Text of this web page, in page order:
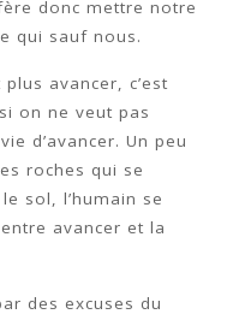
donc mettre notre
qui sauf nous.
avancer, c’est
on ne veut pas
d’avancer. Un peu
roches qui se
sol, l’humain se
avancer et la
des excuses du